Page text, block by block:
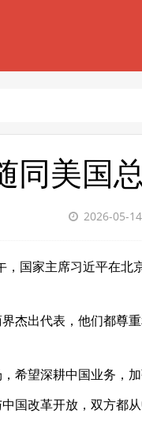
同美国
2026-05-14
家主席习近平在北京
出代表，他们都尊重
望深耕中国业务，加
改革开放，双方都从